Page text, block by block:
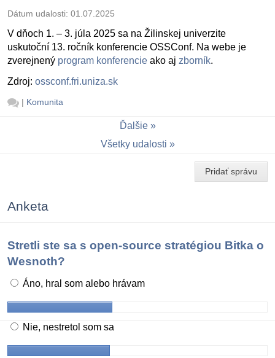
Dátum udalosti: 01.07.2025
V dňoch 1. – 3. júla 2025 sa na Žilinskej univerzite
uskutoční 13. ročník konferencie OSSConf. Na webe je
zverejnený program konferencie ako aj zborník.
Zdroj: ossconf.fri.uniza.sk
| Komunita
Ďalšie
Všetky udalosti
Pridať správu
Anketa
Stretli ste sa s open-source stratégiou Bitka o
Wesnoth?
Áno, hral som alebo hrávam
Nie, nestretol som sa